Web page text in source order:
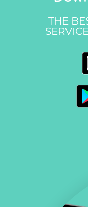
THE